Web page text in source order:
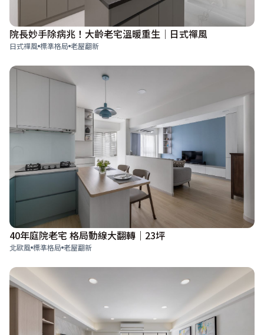
院長妙手除病兆！大齡老宅溫暖重生│日式禪風
日式禪風 標準格局 老屋翻新
40年庭院老宅 格局動線大翻轉｜23坪
北歐風 標準格局 老屋翻新